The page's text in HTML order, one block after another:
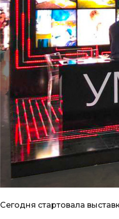
Сегодня стартовала